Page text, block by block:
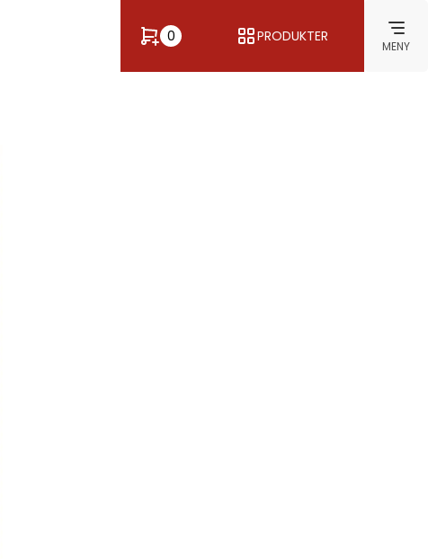
0 PRODUKTER
MENY